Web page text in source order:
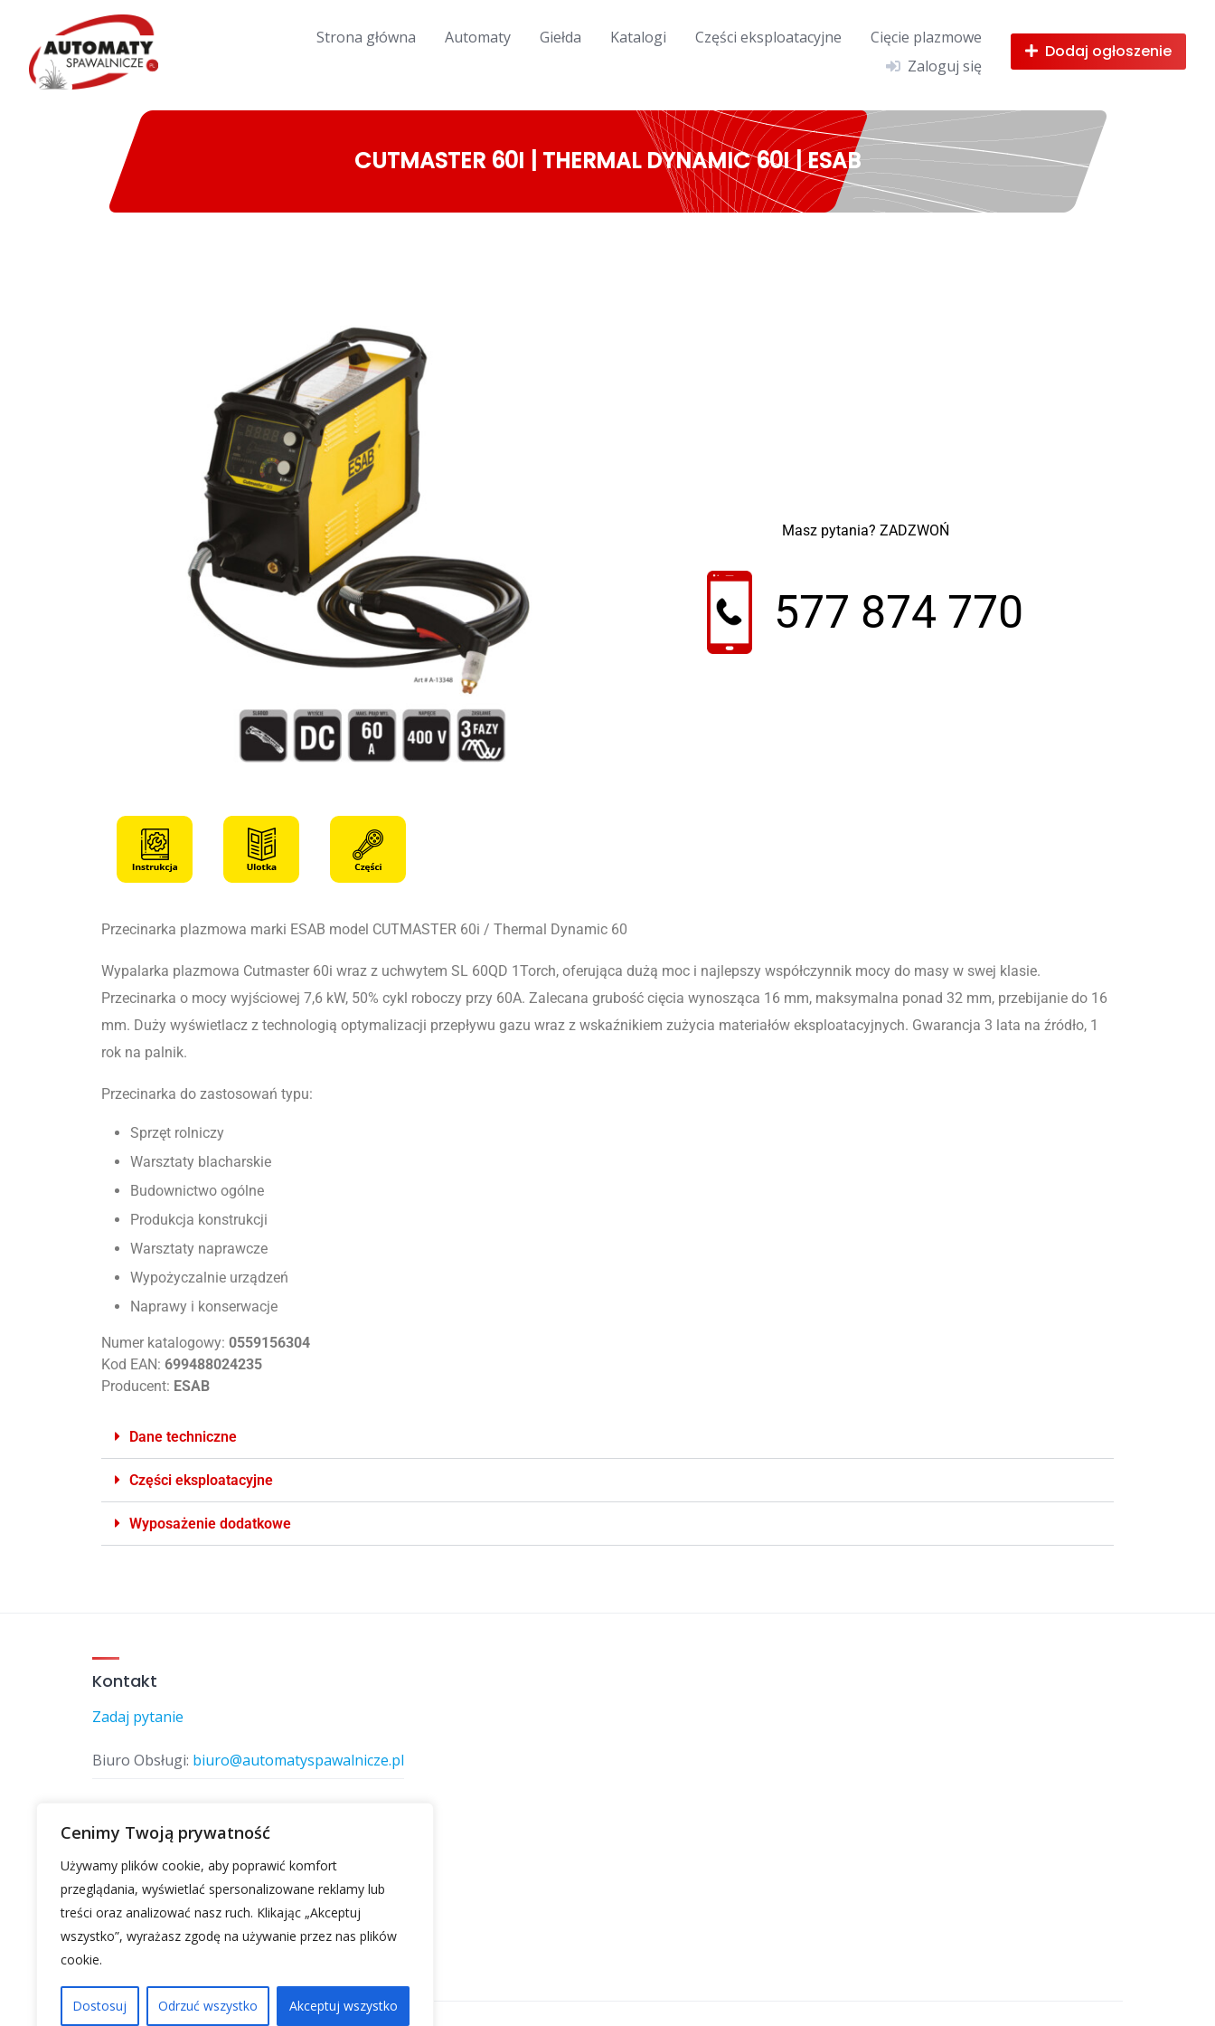
Cenimy Twoją prywatność
Używamy plików cookie, aby poprawić komfort
przeglądania, wyświetlać spersonalizowane reklamy lub
treści oraz analizować nasz ruch. Klikając „Akceptuj
wszystko”, wyrażasz zgodę na używanie przez nas plików
cookie.
Dostosuj Odrzuć wszystko Akceptuj wszystko
Strona główna Automaty Giełda Katalogi Części eksploatacyjne
Cięcie plazmowe
Zaloguj się
Dodaj ogłoszenie
CUTMASTER 60I | THERMAL DYNAMIC 60I | ESAB
Masz pytania? ZADZWOŃ
577 874 770
Przecinarka plazmowa marki ESAB model CUTMASTER 60i / Thermal Dynamic 60
Wypalarka plazmowa Cutmaster 60i wraz z uchwytem SL 60QD 1Torch, oferująca dużą moc i najlepszy współczynnik mocy do masy w swej klasie.
Przecinarka o mocy wyjściowej 7,6 kW, 50% cykl roboczy przy 60A. Zalecana grubość cięcia wynosząca 16 mm, maksymalna ponad 32 mm, przebijanie do 16
mm. Duży wyświetlacz z technologią optymalizacji przepływu gazu wraz z wskaźnikiem zużycia materiałów eksploatacyjnych. Gwarancja 3 lata na źródło, 1
rok na palnik.
Przecinarka do zastosowań typu:
Sprzęt rolniczy
Warsztaty blacharskie
Budownictwo ogólne
Produkcja konstrukcji
Warsztaty naprawcze
Wypożyczalnie urządzeń
Naprawy i konserwacje
Numer katalogowy: 0559156304
Kod EAN: 699488024235
Producent: ESAB
Dane techniczne
Części eksploatacyjne
Wyposażenie dodatkowe
Kontakt
Zadaj pytanie
Biuro Obsługi: biuro@automatyspawalnicze.pl
Znajdz nas